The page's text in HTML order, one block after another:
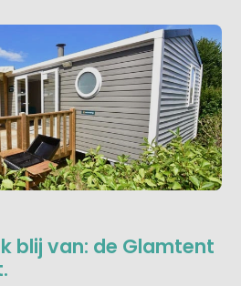
blij van: de Glamtent